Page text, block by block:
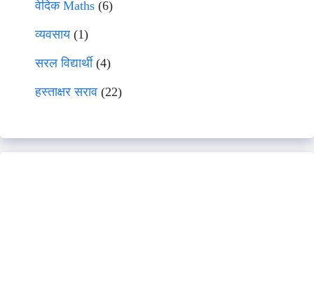
वेदिक Maths (6)
व्यवसाय(1)
सरल विद्यार्थी(4)
हस्ताक्षर सराव (22)